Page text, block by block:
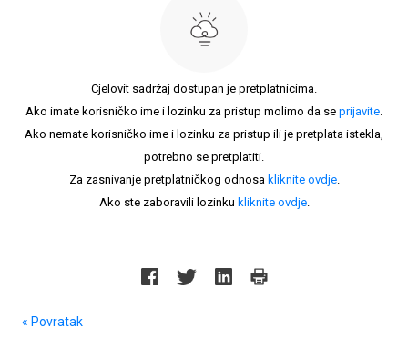
Cjelovit sadržaj dostupan je pretplatnicima.
Ako imate korisničko ime i lozinku za pristup molimo da se prijavite.
Ako nemate korisničko ime i lozinku za pristup ili je pretplata istekla,
potrebno se pretplatiti.
Za zasnivanje pretplatničkog odnosa kliknite ovdje.
Ako ste zaboravili lozinku kliknite ovdje.
« Povratak